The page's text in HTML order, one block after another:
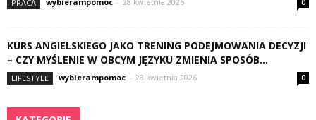
PRACA 0
KURS ANGIELSKIEGO JAKO TRENING PODEJMOWANIA DECYZJI
– CZY MYŚLENIE W OBCYM JĘZYKU ZMIENIA SPOSÓB...
LIFESTYLE wybierampomoc - 28 kwietnia 2026 0